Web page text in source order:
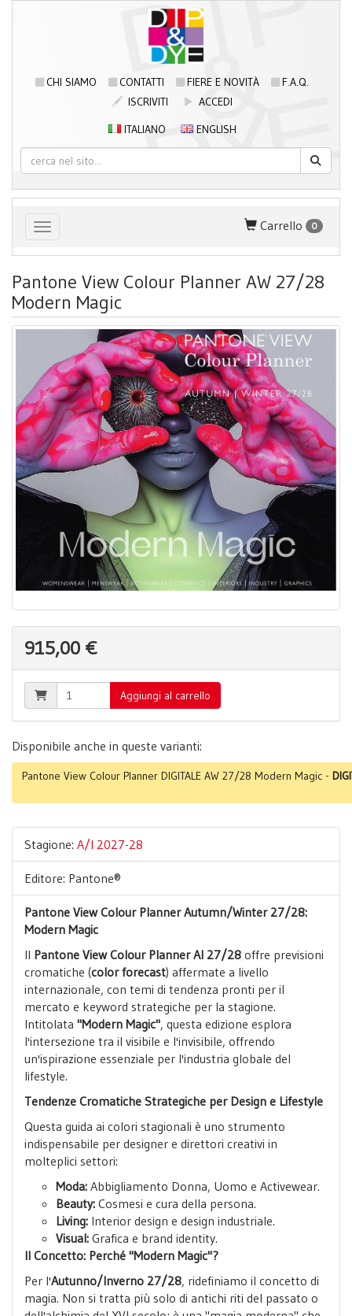
CHI SIAMO CONTATTI FIERE E NOVITÀ
F.A.Q.
ISCRIVITI
ACCEDI
ITALIANO
ENGLISH
Toggle navigation Carrello 0
Pantone View Colour Planner AW 27/28
Modern Magic
915,00 €
Aggiungi al carrello
Disponibile anche in queste varianti:
Pantone View Colour Planner DIGITALE AW 27/28 Modern Magic -
Stagione: A/I 2027-28
Editore: Pantone®
Pantone View Colour Planner Autumn/Winter 27/28:
Modern Magic
Il Pantone View Colour Planner AI 27/28 offre previsioni
cromatiche (color forecast) affermate a livello
internazionale, con temi di tendenza pronti per il
mercato e keyword strategiche per la stagione.
Intitolata "Modern Magic", questa edizione esplora
l'intersezione tra il visibile e l'invisibile, offrendo
un'ispirazione essenziale per l'industria globale del
lifestyle.
Tendenze Cromatiche Strategiche per Design e Lifestyle
Questa guida ai colori stagionali è uno strumento
indispensabile per designer e direttori creativi in
molteplici settori:
Moda: Abbigliamento Donna, Uomo e Activewear.
Beauty: Cosmesi e cura della persona.
Living: Interior design e design industriale.
Visual: Grafica e brand identity.
Il Concetto: Perché "Modern Magic"?
Per l'Autunno/Inverno 27/28, ridefiniamo il concetto di
magia. Non si tratta più solo di antichi riti del passato o